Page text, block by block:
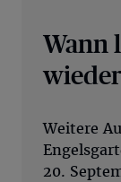
Wann
Weitere
20.